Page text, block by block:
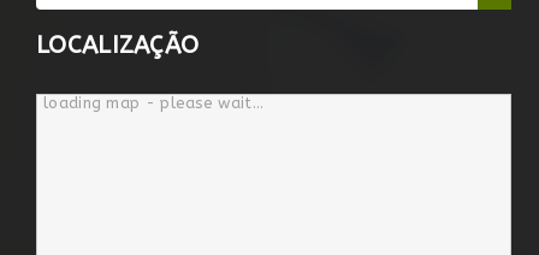
LOCALIZAÇÃO
loading map - please wait...